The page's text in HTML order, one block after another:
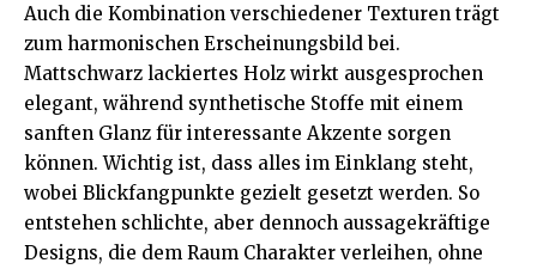
Auch die Kombination verschiedener Texturen trägt
zum harmonischen Erscheinungsbild bei.
Mattschwarz lackiertes Holz wirkt ausgesprochen
elegant, während synthetische Stoffe mit einem
sanften Glanz für interessante Akzente sorgen
können. Wichtig ist, dass alles im Einklang steht,
wobei Blickfangpunkte gezielt gesetzt werden. So
entstehen schlichte, aber dennoch aussagekräftige
Designs, die dem Raum Charakter verleihen, ohne